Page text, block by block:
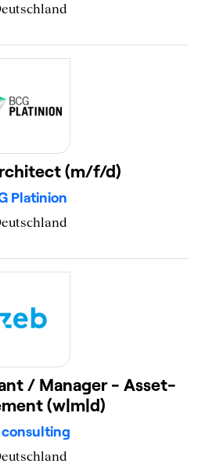
(m/f/d)
Platinion
/ Manager - Asset-
(w|m|d)